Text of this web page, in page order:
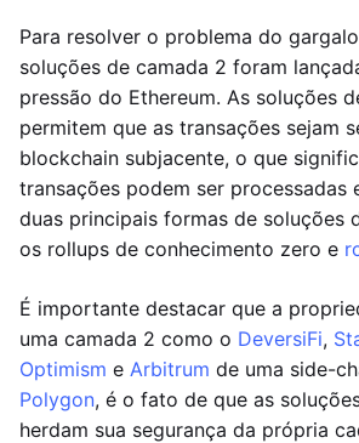
Para resolver o problema do
soluções de camada 2 foram
pressão do Ethereum. As soluções
permitem que as transações sejam
blockchain subjacente, o que
transações podem ser processadas
duas principais formas de soluções
os rollups de conhecimento zero e
É importante destacar que a
uma camada 2 como o DeversiFi,
Optimism e Arbitrum de uma side-
Polygon, é o fato de que as
herdam sua segurança da própria